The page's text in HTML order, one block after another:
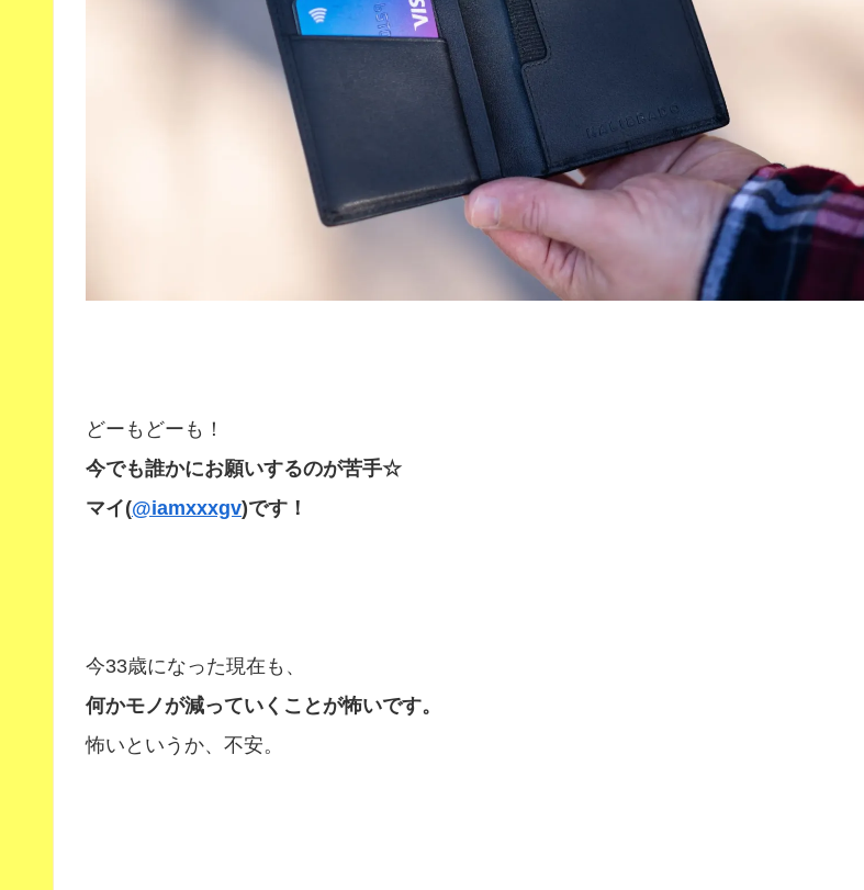
どーもどーも！
今でも誰かにお願いするのが苦手☆
マイ(@iamxxxgv)です！
今33歳になった現在も、
何かモノが減っていくことが怖いです。
怖いというか、不安。